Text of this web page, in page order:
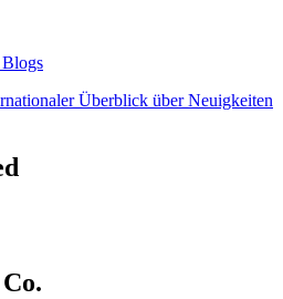
Überblick über Neuigkeiten